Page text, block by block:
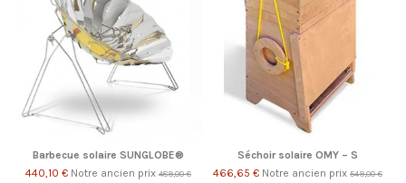
Barbecue solaire SUNGLOBE®
440,10 € Notre ancien prix 489,00 €
Séchoir solaire OMY – S
466,65 € Notre ancien prix 549,00 €